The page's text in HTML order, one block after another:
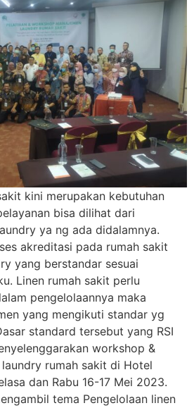
kini merupakan kebutuhan
bisa dilihat dari
ya ng ada didalamnya.
akreditasi pada rumah sakit
yang berstandar sesuai
Linen rumah sakit perlu
pengelolaannya maka
yang mengikuti standar yg
standard tersebut yang RSI
workshop &
rumah sakit di Hotel
dan Rabu 16-17 Mei 2023.
tema Pengelolaan linen